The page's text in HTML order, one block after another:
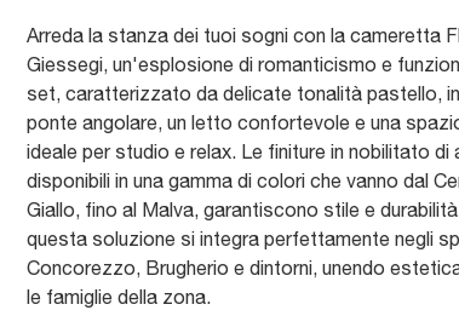
Arreda la stanza dei tuoi sogni con la cameretta
Giessegi, un'esplosione di romanticismo e
set, caratterizzato da delicate tonalità pastello,
ponte angolare, un letto confortevole e una
ideale per studio e relax. Le finiture in nobilitato di
disponibili in una gamma di colori che vanno dal
Giallo, fino al Malva, garantiscono stile e
questa soluzione si integra perfettamente negli
Concorezzo, Brugherio e dintorni, unendo
le famiglie della zona.